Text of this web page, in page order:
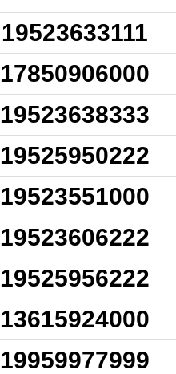
19523633111
17850906000
19523638333
19525950222
19523551000
19523606222
19525956222
13615924000
19959977999